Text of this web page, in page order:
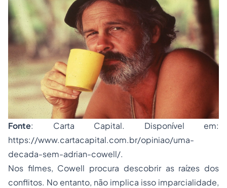
Fonte: Carta Capital. Disponível em:
https://www.cartacapital.com.br/opiniao/uma-
decada-sem-adrian-cowell/.
Nos filmes, Cowell procura descobrir as raízes dos
conflitos. No entanto, não implica isso imparcialidade,